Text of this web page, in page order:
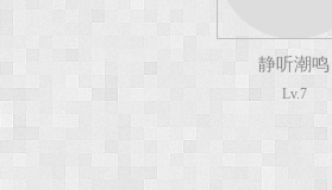
静听潮鸣
Lv.7